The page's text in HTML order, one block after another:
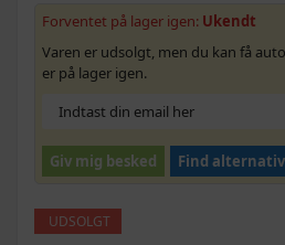
Forventet på lager igen: Ukendt
Varen er udsolgt, men du kan få
er på lager igen.
Giv mig besked Find
UDSOLGT